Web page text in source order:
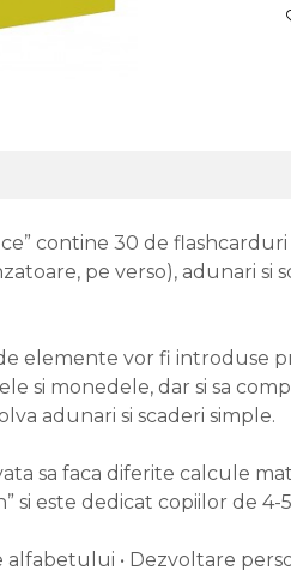
contine 30 de
pe verso), adunari
elemente vor fi introduse
si monedele, dar si sa
adunari si scaderi simple.
sa faca diferite calcule
si este dedicat copiilor de 4-
alfabetului • Dezvoltare